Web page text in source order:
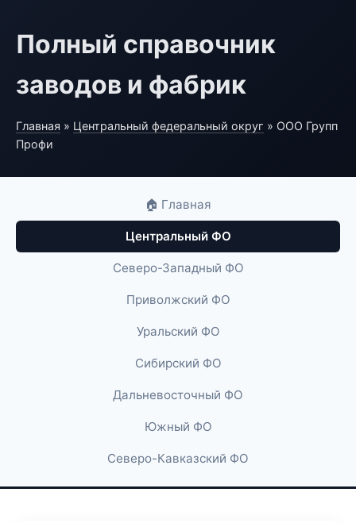
Полный справочник
заводов и фабрик
Главная » Центральный федеральный округ » ООО Групп
Профи
🏠 Главная
Центральный ФО
Северо-Западный ФО
Приволжский ФО
Уральский ФО
Сибирский ФО
Дальневосточный ФО
Южный ФО
Северо-Кавказский ФО